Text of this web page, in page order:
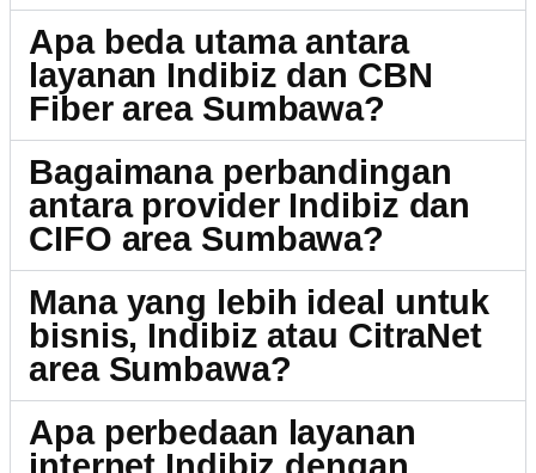
Apa beda utama antara
layanan Indibiz dan CBN
Fiber area Sumbawa?
Bagaimana perbandingan
antara provider Indibiz dan
CIFO area Sumbawa?
Mana yang lebih ideal untuk
bisnis, Indibiz atau CitraNet
area Sumbawa?
Apa perbedaan layanan